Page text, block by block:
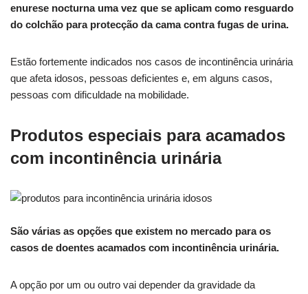
enurese nocturna uma vez que se aplicam como resguardo
do colchão para protecção da cama contra fugas de urina.
Estão fortemente indicados nos casos de incontinência urinária
que afeta idosos, pessoas deficientes e, em alguns casos,
pessoas com dificuldade na mobilidade.
Produtos especiais para acamados
com incontinência urinária
São várias as opções que existem no mercado para os
casos de doentes acamados com incontinência urinária.
A opção por um ou outro vai depender da gravidade da